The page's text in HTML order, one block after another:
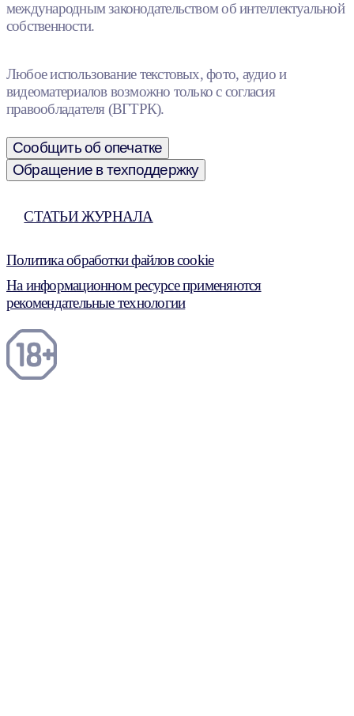
международным законодательством об интеллектуальной
собственности.
Любое использование текстовых, фото, аудио и
видеоматериалов возможно только с согласия
правообладателя (ВГТРК).
Сообщить об опечатке
Обращение в техподдержку
СТАТЬИ ЖУРНАЛА
Политика обработки файлов cookie
На информационном ресурсе применяются
рекомендательные технологии